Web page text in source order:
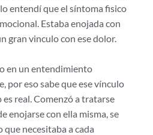
entendí que el síntoma fisico
Estaba enojada con
gran vinculo con ese dolor.
en un entendimiento
por eso sabe que ese vínculo
real. Comenzó a tratarse
enojarse con ella misma, se
que necesitaba a cada